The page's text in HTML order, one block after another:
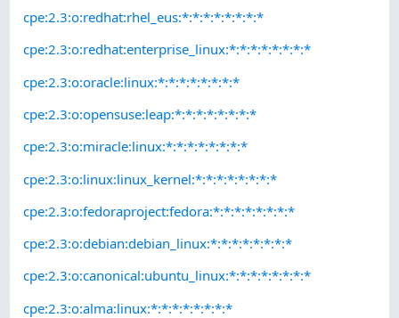
cpe:2.3:o:redhat:rhel_eus:*:*:*:*:*:*:*:*
cpe:2.3:o:redhat:enterprise_linux:*:*:*:*:*:*:*:*
cpe:2.3:o:oracle:linux:*:*:*:*:*:*:*:*
cpe:2.3:o:opensuse:leap:*:*:*:*:*:*:*:*
cpe:2.3:o:miracle:linux:*:*:*:*:*:*:*:*
cpe:2.3:o:linux:linux_kernel:*:*:*:*:*:*:*:*
cpe:2.3:o:fedoraproject:fedora:*:*:*:*:*:*:*:*
cpe:2.3:o:debian:debian_linux:*:*:*:*:*:*:*:*
cpe:2.3:o:canonical:ubuntu_linux:*:*:*:*:*:*:*:*
cpe:2.3:o:alma:linux:*:*:*:*:*:*:*:*